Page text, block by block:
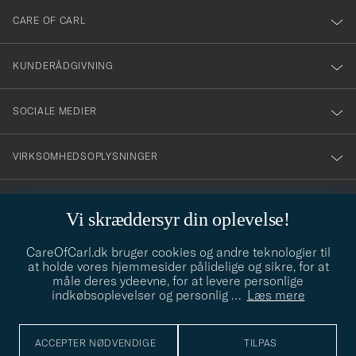
Vi skræddersyr din oplevelse!
CareOfCarl.dk bruger cookies og andre teknologier til
at holde vores hjemmesider pålidelige og sikre, for at
måle deres ydeevne, for at levere personlige
indkøbsoplevelser og personlig … Læs mere
ACCEPTER NØDVENDIGE TILPAS
till
vårt
nyhetsbrev!
CARE OF CARL
KUNDERÅDGIVNING
SOCIALE MEDIER
VIRKSOMHEDSOPLYSNINGER
info@careofcarl.dk
Behøver du hjælp til at finde din stil? Lad os hjælpe dig, vi hjælper
gerne til!
STILRÅD